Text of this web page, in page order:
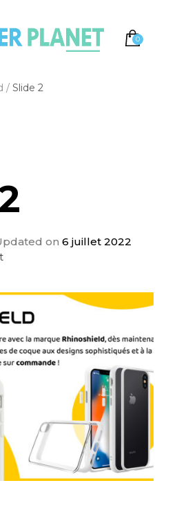
0
/ Slide 2
on 6 juillet 2022
on